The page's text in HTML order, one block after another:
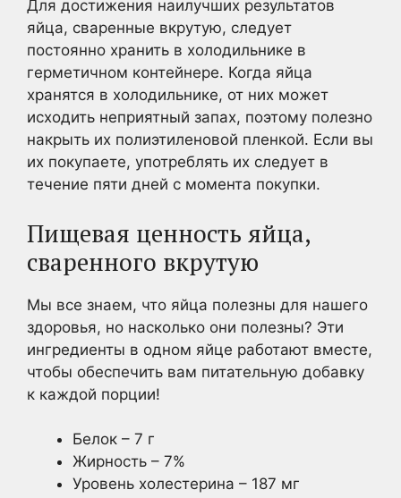
Для достижения наилучших результатов
яйца, сваренные вкрутую, следует
постоянно хранить в холодильнике в
герметичном контейнере. Когда яйца
хранятся в холодильнике, от них может
исходить неприятный запах, поэтому полезно
накрыть их полиэтиленовой пленкой. Если вы
их покупаете, употреблять их следует в
течение пяти дней с момента покупки.
Пищевая ценность яйца,
сваренного вкрутую
Мы все знаем, что яйца полезны для нашего
здоровья, но насколько они полезны? Эти
ингредиенты в одном яйце работают вместе,
чтобы обеспечить вам питательную добавку
к каждой порции!
Белок – 7 г
Жирность – 7%
Уровень холестерина – 187 мг